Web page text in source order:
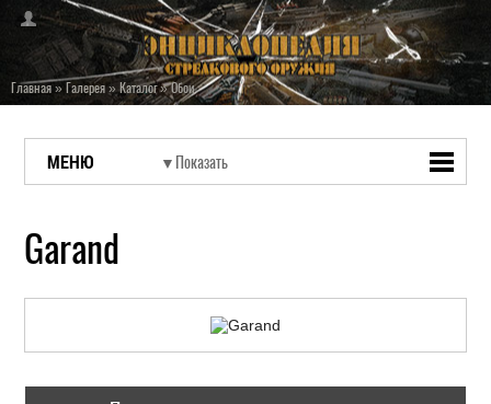
Главная»Галерея»Каталог»Обои
МЕНЮ
Garand